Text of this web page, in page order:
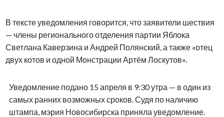
В тексте уведомления говорится, что заявители шествия
— члены регионального отделения партии Яблока
Светлана Каверзина и Андрей Полянский, а также «отец
двух котов и одной Монстрации Артём Лоскутов».
Уведомление подано 15 апреля в 9:30 утра — в один из
самых ранних возможных сроков. Судя по наличию
штампа, мэрия Новосибирска приняла уведомление.